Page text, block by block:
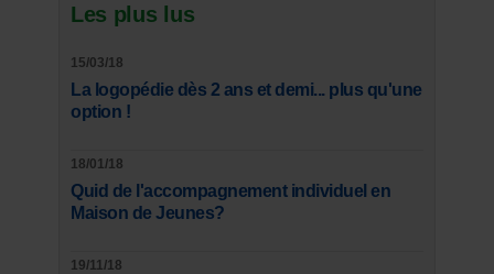
Les plus lus
15/03/18
La logopédie dès 2 ans et demi... plus qu'une
option !
18/01/18
Quid de l'accompagnement individuel en
Maison de Jeunes?
19/11/18